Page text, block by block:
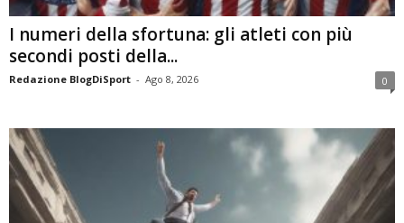
I numeri della sfortuna: gli atleti con più
secondi posti della...
Redazione BlogDiSport - Ago 8, 2026 0